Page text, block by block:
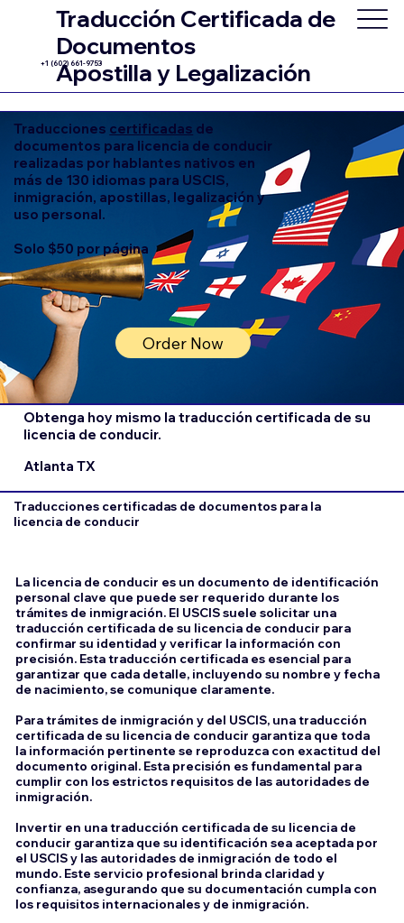
Traducción Certificada de
Documentos
Apostilla y Legalización
+1 (602) 661-9753
Traducciones certificadas de
documentos para licencia de conducir
realizadas por hablantes nativos en
más de 130 idiomas para USCIS,
inmigración, apostillas, legalización y
uso personal.
Solo $50 por página
Order Now
Obtenga hoy mismo la traducción certificada de su
licencia de conducir.
Atlanta TX
Traducciones certificadas de documentos para la
licencia de conducir
La licencia de conducir es un documento de identificación
personal clave que puede ser requerido durante los
trámites de inmigración. El USCIS suele solicitar una
traducción certificada de su licencia de conducir para
confirmar su identidad y verificar la información con
precisión. Esta traducción certificada es esencial para
garantizar que cada detalle, incluyendo su nombre y fecha
de nacimiento, se comunique claramente.
Para trámites de inmigración y del USCIS, una traducción
certificada de su licencia de conducir garantiza que toda
la información pertinente se reproduzca con exactitud del
documento original. Esta precisión es fundamental para
cumplir con los estrictos requisitos de las autoridades de
inmigración.
Invertir en una traducción certificada de su licencia de
conducir garantiza que su identificación sea aceptada por
el USCIS y las autoridades de inmigración de todo el
mundo. Este servicio profesional brinda claridad y
confianza, asegurando que su documentación cumpla con
los requisitos internacionales y de inmigración.